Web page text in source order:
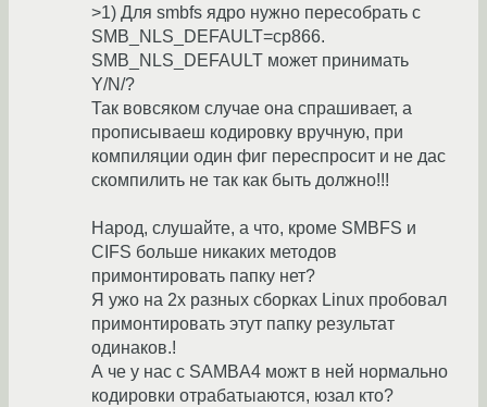
>1) Для smbfs ядро нужно пересобрать с
SMB_NLS_DEFAULT=cp866.
SMB_NLS_DEFAULT может принимать
Y/N/?
Так вовсяком случае она спрашивает, а
прописываеш кодировку вручную, при
компиляции один фиг переспросит и не дас
скомпилить не так как быть должно!!!
Народ, слушайте, а что, кроме SMBFS и
CIFS больше никаких методов
примонтировать папку нет?
Я ужо на 2х разных сборках Linux пробовал
примонтировать этут папку результат
одинаков.!
А че у нас с SAMBA4 можт в ней нормально
кодировки отрабатыаются, юзал кто?